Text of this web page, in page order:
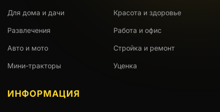
Для дома и дачи Красота и здоровье
Развлечения Работа и офис
Авто и мото Стройка и ремонт
Мини-тракторы Уценка
ИНФОРМАЦИЯ